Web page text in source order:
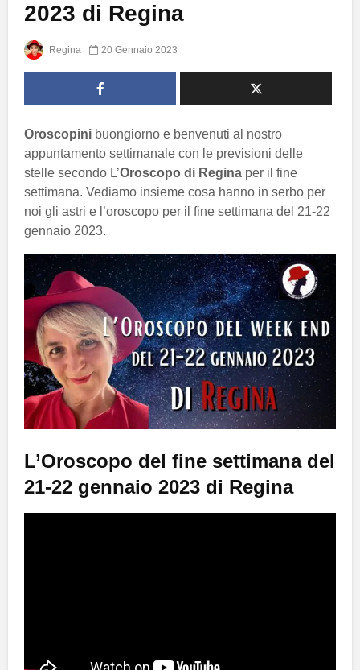
2023 di Regina
Regina 20 Gennaio 2023
Oroscopini buongiorno e benvenuti al nostro
appuntamento settimanale con le previsioni delle
stelle secondo L’Oroscopo di Regina per il fine
settimana. Vediamo insieme cosa hanno in serbo per
noi gli astri e l’oroscopo per il fine settimana del 21-22
gennaio 2023.
L’Oroscopo del fine settimana del
21-22 gennaio 2023 di Regina